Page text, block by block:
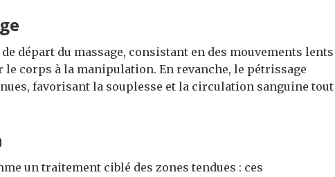
départ du massage, consistant en des mouvements lents
le corps à la manipulation. En revanche, le pétrissage
favorisant la souplesse et la circulation sanguine tout
un traitement ciblé des zones tendues : ces